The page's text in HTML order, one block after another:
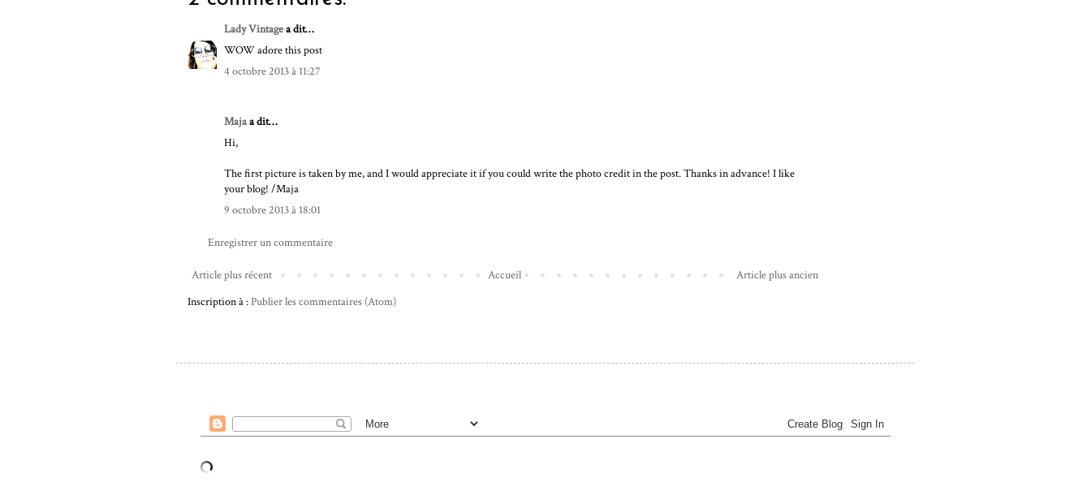
Lady Vintagea dit…
WOW adore this post
4 octobre 2013 à 11:27
Majaa dit…
Hi,
The first picture is taken by me, and I would appreciate it if you could write the photo credit in the post. Thanks in advance! I like
your blog! /Maja
9 octobre 2013 à 18:01
Enregistrer un commentaire
Article plus récent Article plus ancien
Accueil
Inscription à :Publier les commentaires (Atom)